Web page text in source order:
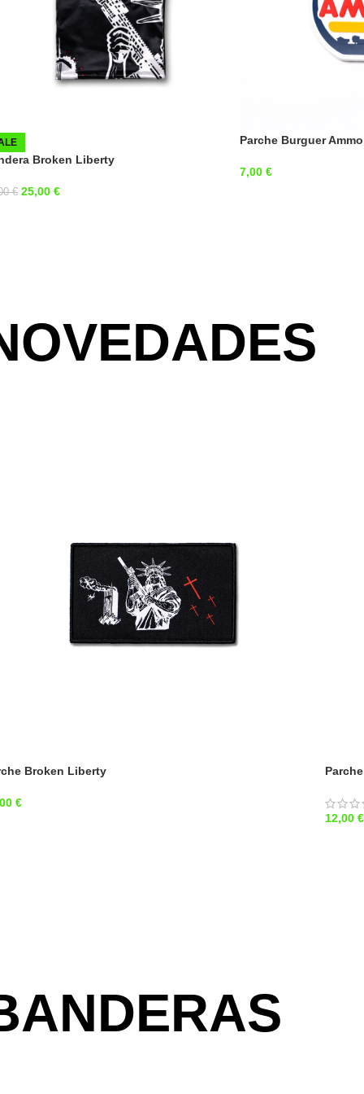
Broken Liberty
€ 25,00€
Parche Burguer Ammo
7,00 €
Broken Liberty
€
12,00€